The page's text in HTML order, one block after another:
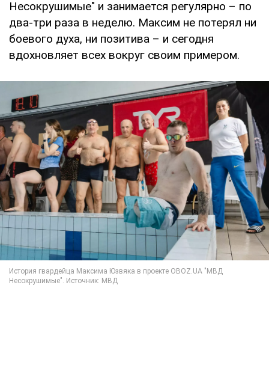
Несокрушимые" и занимается регулярно – по
два-три раза в неделю. Максим не потерял ни
боевого духа, ни позитива – и сегодня
вдохновляет всех вокруг своим примером.